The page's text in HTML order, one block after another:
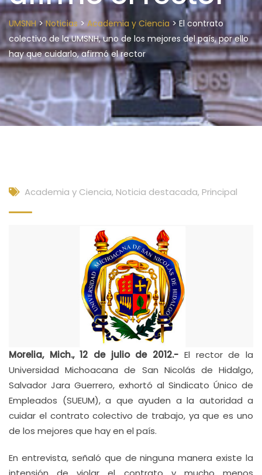
UMSNH> Noticias > Academia y Ciencia >El contrato
colectivo de la UMSNH, uno de los mejores del país, por ello
hay que cuidarlo, afirmó el rector
Academia y Ciencia, Noticia destacada, Principal
Morelia, Mich., 12 de julio de 2012.- El rector de la
Universidad Michoacana de San Nicolás de Hidalgo,
Salvador Jara Guerrero, exhortó al Sindicato Único de
Empleados (SUEUM), a que ayuden a la autoridad a
cuidar el contrato colectivo de trabajo, ya que es uno
de los mejores que hay en el país.
En entrevista, señaló que de ninguna manera existe la